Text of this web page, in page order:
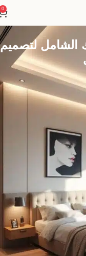
0
الشامل لتصميم
اكتشف كيف تحول حلول
بالأناقة والراحة
وتحويلها
والأثاث لخلق
الأكثر قوة وسحراً، هي
ليست مجرد مصدر
بصرية قادرة على تحريك
الجمالية. الإضاءة
قاعة رحبة، وأن تضفي